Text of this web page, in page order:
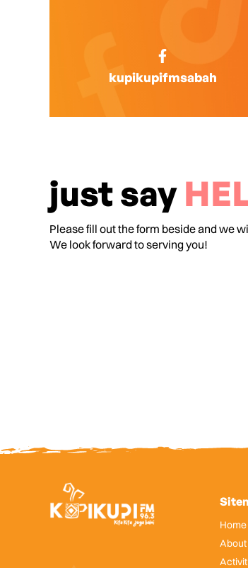
kupikupifmsabah
just say
Please fill out the form beside and we
We look forward to serving you!
Home
About